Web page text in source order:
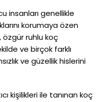
insanları genellikle
korumaya özen
özgür ruhlu koç
ve birçok farklı
ve güzellik hislerini
kişilikleri ile tanınan koç